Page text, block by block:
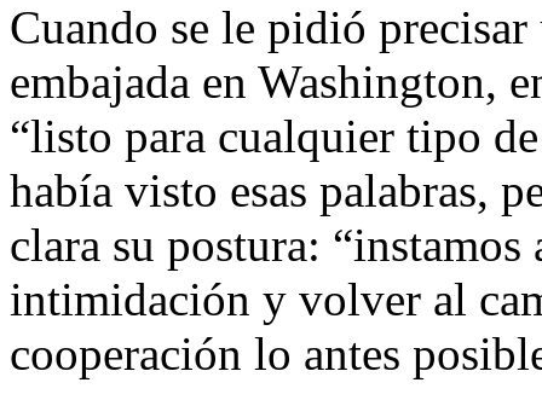
Cuando se le pidió
embajada en Washington,
“listo para cualquier tipo
había visto esas palabras,
clara su postura: “instamos
intimidación y volver al
cooperación lo antes